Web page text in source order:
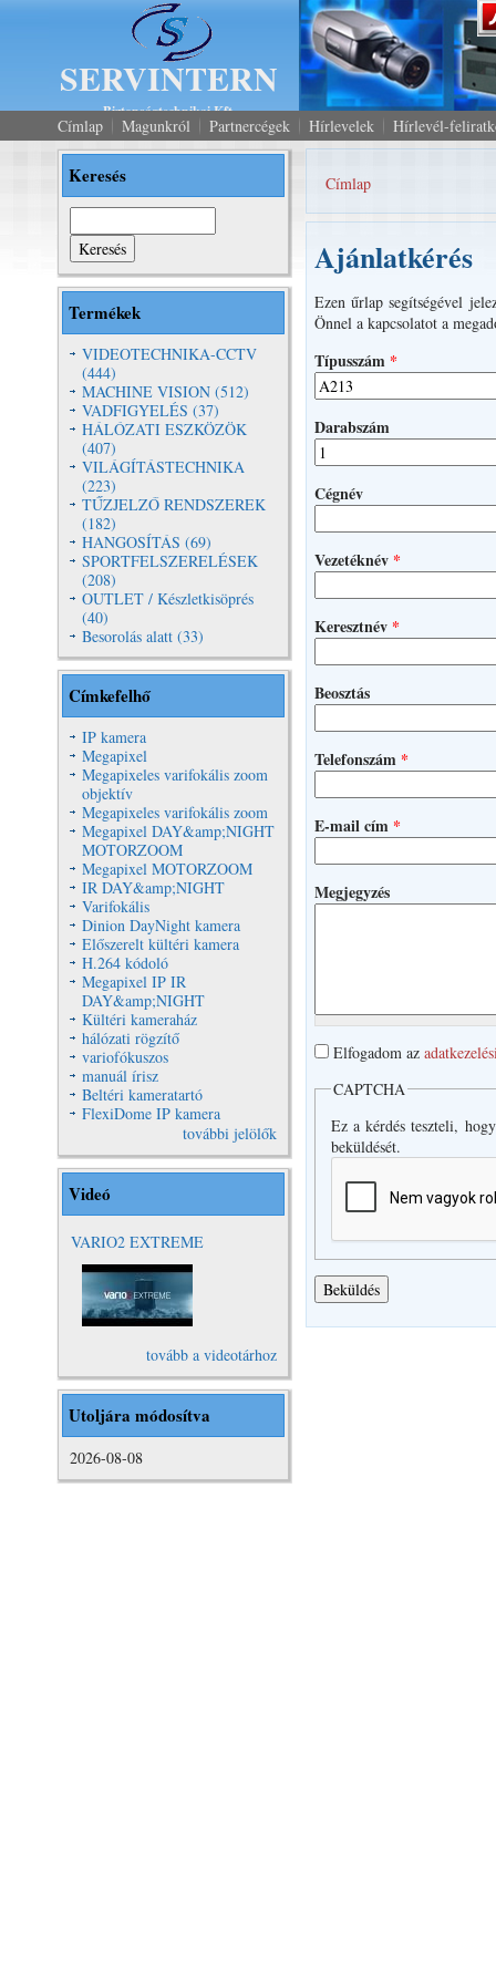
SERVINTERN
Biztonságtechnikai Kft.
Címlap Magunkról Partnercégek Hírlevelek Hírlevél-
Keresés
Termékek
VIDEOTECHNIKA-CCTV
(444)
MACHINE VISION (512)
VADFIGYELÉS (37)
HÁLÓZATI ESZKÖZÖK
(407)
VILÁGÍTÁSTECHNIKA
(223)
TŰZJELZŐ RENDSZEREK
(182)
HANGOSÍTÁS (69)
SPORTFELSZERELÉSEK
(208)
OUTLET / Készletkisöprés
(40)
Besorolás alatt (33)
Címkefelhő
IP kamera
Megapixel
Megapixeles varifokális zoom
objektív
Megapixeles varifokális zoom
Megapixel DAY&amp;NIGHT
MOTORZOOM
Megapixel MOTORZOOM
IR DAY&amp;NIGHT
Varifokális
Dinion DayNight kamera
Előszerelt kültéri kamera
H.264 kódoló
Megapixel IP IR
DAY&amp;NIGHT
Kültéri kameraház
hálózati rögzítő
variofókuszos
manuál írisz
Beltéri kameratartó
FlexiDome IP kamera
további jelölők
Videó
VARIO2 EXTREME
VARIO2
Extreme Video
tovább a videotárhoz
Utoljára módosítva
2026-08-08
Jelenlegi hely
Címlap
Ajánlatkérés
Ezen űrlap segítségével
Önnel a kapcsolatot a
Típusszám *
Darabszám
Cégnév
Vezetéknév *
Keresztnév *
Beosztás
Telefonszám *
E-mail cím *
Megjegyzés
Elfogadom az
CAPTCHA
Ez a kérdés teszteli,
beküldését.